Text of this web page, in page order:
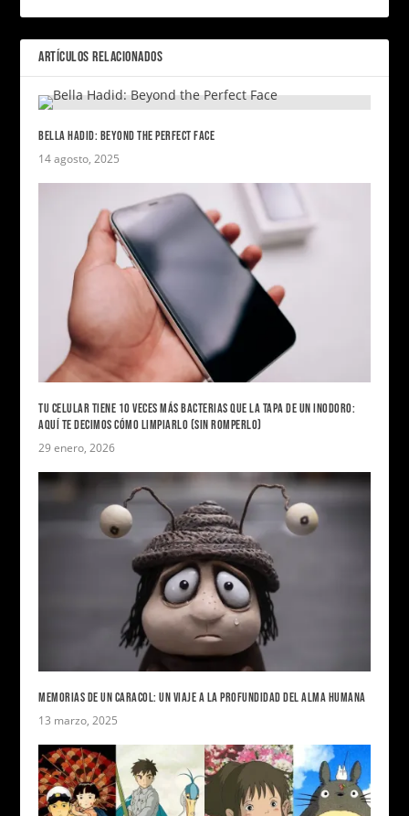
ARTÍCULOS RELACIONADOS
BELLA HADID: BEYOND THE PERFECT FACE
14 agosto, 2025
TU CELULAR TIENE 10 VECES MÁS BACTERIAS QUE LA TAPA DE UN INODORO:
AQUÍ TE DECIMOS CÓMO LIMPIARLO (SIN ROMPERLO)
29 enero, 2026
MEMORIAS DE UN CARACOL: UN VIAJE A LA PROFUNDIDAD DEL ALMA HUMANA
13 marzo, 2025